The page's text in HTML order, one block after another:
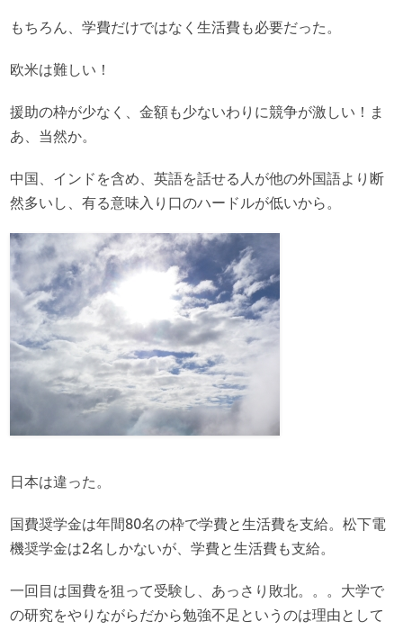
もちろん、学費だけではなく生活費も必要だった。
欧米は難しい！
援助の枠が少なく、金額も少ないわりに競争が激しい！ま
あ、当然か。
中国、インドを含め、英語を話せる人が他の外国語より断
然多いし、有る意味入り口のハードルが低いから。
日本は違った。
国費奨学金は年間80名の枠で学費と生活費を支給。松下電
機奨学金は2名しかないが、学費と生活費も支給。
一回目は国費を狙って受験し、あっさり敗北。。。大学で
の研究をやりながらだから勉強不足というのは理由として